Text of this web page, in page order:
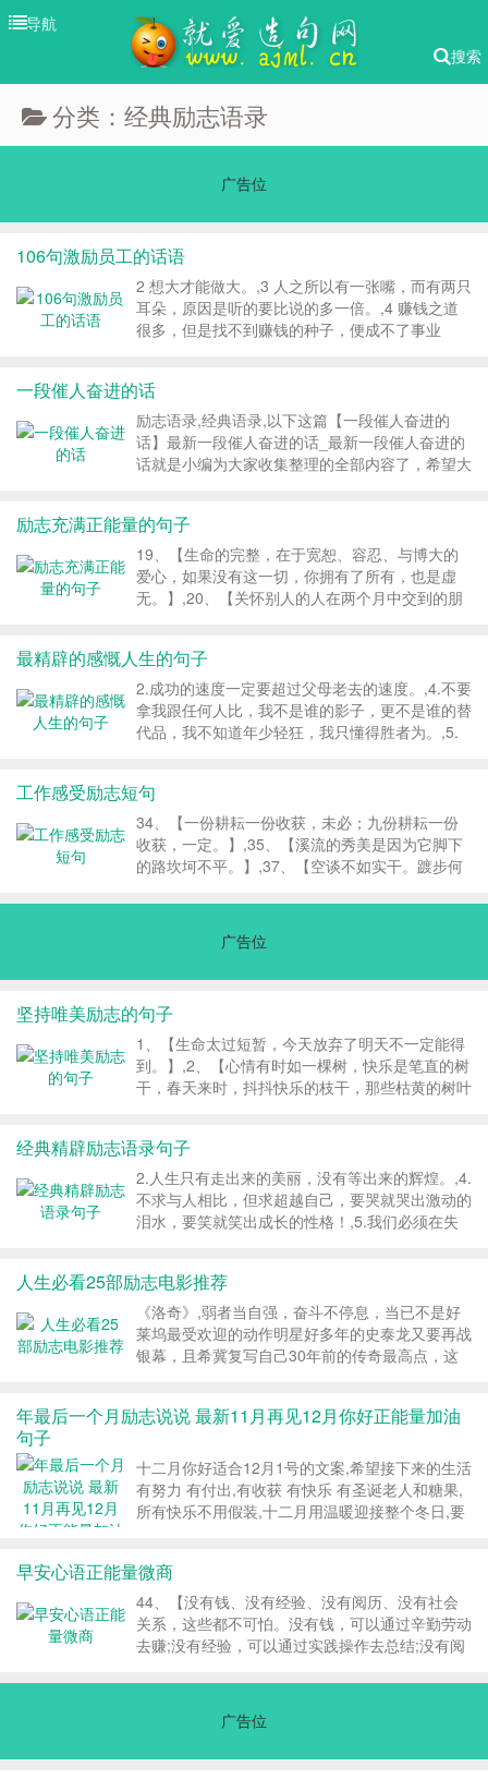
导航
搜索
分类：经典励志语录
广告位
106句激励员工的话语
2 想大才能做大。,3 人之所以有一张嘴，而有两只
耳朵，原因是听的要比说的多一倍。,4 赚钱之道
很多，但是找不到赚钱的种子，便成不了事业
起自己！,8 世上并没有来鼓励工作努力的赏赐，
所有的赏赐都只是被用来奖励工作成果的。,9 人
生方向最重要。,10 总结成功的经验能够让人越来
越聪明，总结失败的原因能够让人越来越谨
周的计划...
一段催人奋进的话
励志语录,经典语录,以下这篇【一段催人奋进的
话】最新一段催人奋进的话_最新一段催人奋进的
话就是小编为大家收集整理的全部内容了，希望大
催人奋进的话就是小编为大家收集整理的全部内容
了，希望大家会喜欢。如果您喜欢这篇文章...
励志充满正能量的句子
19、【生命的完整，在于宽恕、容忍、与博大的
爱心，如果没有这一切，你拥有了所有，也是虚
无。】,20、【关怀别人的人在两个月中交到的朋
在自己心中，做为智慧的教育，说出来好像在训导
对方，反而显出自己的愚痴。自己要做好，也要尊
重别人。】,23、【聪明人的嘴藏在心里，愚蠢人
的心摆在嘴里。】,24、【每一天都是一个开始。
世，有时要牺牲自己...
最精辟的感慨人生的句子
2.成功的速度一定要超过父母老去的速度。,4.不要
拿我跟任何人比，我不是谁的影子，更不是谁的替
代品，我不知道年少轻狂，我只懂得胜者为。,5.
问别人为什么，多问自己凭什么。,励志语录,经典
语录,1.我一直以为人是慢慢变老的，其实不是，
人是一瞬间变老的。 2.成功的速度一定要超过父
母老去的速度。 3.没有人能替你承受痛苦，也没
工作感受励志短句
34、【一份耕耘一份收获，未必；九份耕耘一份
收获，一定。】,35、【溪流的秀美是因为它脚下
的路坎坷不平。】,37、【空谈不如实干。踱步何
事，你会感到天壤之别。我们在意的，往往不是
事，而只是人。淡定的人，善待生命，沉稳而不缺
少热情；淡定的人，处事不,39、【如果心胸不似
海，又怎能有海一样的事业。】,40、【不要给自
乐，从明入明。恶人行恶，从苦入苦，从冥入
冥。】,42、【好多人做不好自己，是因为总想着
做别人！】,励志语录,...
广告位
坚持唯美励志的句子
1、【生命太过短暂，今天放弃了明天不一定能得
到。】,2、【心情有时如一棵树，快乐是笔直的树
干，春天来时，抖抖快乐的枝干，那些枯黄的树叶
载，有十余年不谙世事，还有十余年风烛残年，那
么在这仅存的充沛生命里，心中有梦想就去努力实
现它，梦里遇见谁，醒来以,5、【你要做多大的事
情，就该承受多大的压力。】,6、【做什么人，就
为失败找理由，要为成功找方...
经典精辟励志语录句子
2.人生只有走出来的美丽，没有等出来的辉煌。,4.
不求与人相比，但求超越自己，要哭就哭出激动的
泪水，要笑就笑出成长的性格！,5.我们必须在失
气。,励志语录,经典语录,1.在一条不适合自己的路
上奔波，就如同穿上一双不合脚的鞋，会令你十分
痛苦。 2.人生只有走出来的美丽，没有等出来的
辉煌。 3.人生就像骑单车...
人生必看25部励志电影推荐
《洛奇》,弱者当自强，奋斗不停息，当已不是好
莱坞最受欢迎的动作明星好多年的史泰龙又要再战
银幕，且希冀复写自己30年前的传奇最高点，这
闪烁着金色光泽的肌肉也萎缩了不少，蹒跚的老人
影，没有太多的起伏，没有太多的波折，一切似乎
早已注定如此，欠缺的仿佛只是时间。小小的丽
莎，有着同生活在这个世间任何一个幸福的家,
年最后一个月励志说说 最新11月再见12月你好正能量加油
句子
十二月你好适合12月1号的文案,希望接下来的生活
有努力 有付出,有收获 有快乐 有圣诞老人和糖果,
所有快乐不用假装,十二月用温暖迎接整个冬日,要
月你好所有美好都在最后相遇,励志语录,经典语录,
尽管还剩最后一个月的时光，12月我们依然要努
力冲刺过去，不要抱有侥幸和偷懒的心理，给年一
个好的结尾，让年的自己变得更,尽管还剩最后一
要抱有侥幸和偷懒的心理，给年一个好的结尾，
早安心语正能量微商
44、【没有钱、没有经验、没有阅历、没有社会
关系，这些都不可怕。没有钱，可以通过辛勤劳动
去赚;没有经验，可以通过实践操作去总结;没有阅
语】,47、【我们要抱着乐观去奋斗，我们往前一
步，就是进步，不要有着愤嫉的心，固执的空想，
要细观察社会病源。我们于热烈的感情以外，还要
有沉静的崐？,48、【过去的已经一去不复返了，
广告位